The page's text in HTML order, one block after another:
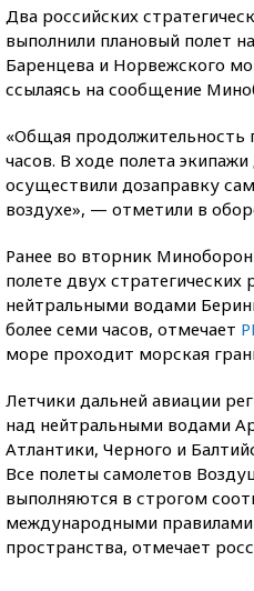
Два российских
выполнили плановый полет
Баренцева и Норвежского
ссылаясь на сообщение
«Общая продолжительность
часов. В ходе полета
осуществили дозаправку
воздухе», — отметили в
Ранее во вторник
полете двух
нейтральными водами
более семи часов, отмечает
море проходит морская
Летчики дальней авиации
над нейтральными водами
Атлантики, Черного и
Все полеты самолетов
выполняются в строгом
международными правилами
пространства, отмечает